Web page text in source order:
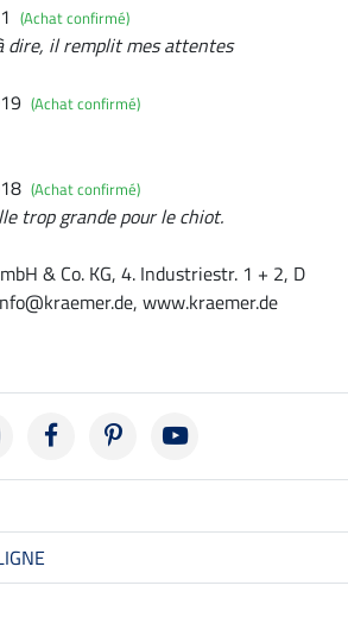
(Achat confirmé)
dire, il remplit mes attentes
(Achat confirmé)
(Achat confirmé)
trop grande pour le chiot.
& Co. KG, 4. Industriestr. 1 + 2, D
www.kraemer.de